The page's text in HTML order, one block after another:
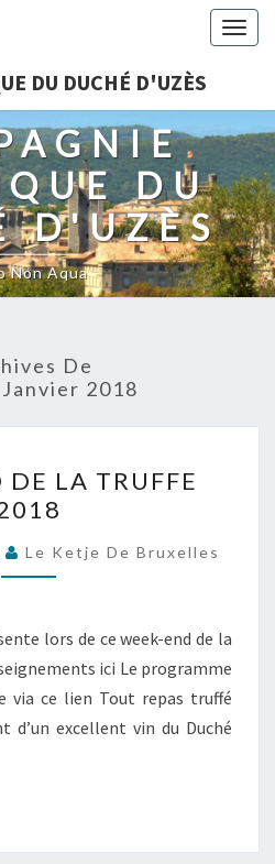
DU DUCHÉ D'UZÈS
DU
D'UZÈS
Non Aqua
De
Janvier 2018
END
DE
LA
TRUFFE
LA TRUFFE
Le Ketje De Bruxelles
lors de ce week-end de la
ici Le programme
via ce lien Tout repas truffé
d’un excellent vin du Duché